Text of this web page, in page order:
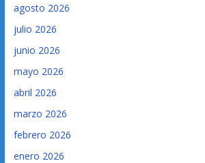
agosto 2026
julio 2026
junio 2026
mayo 2026
abril 2026
marzo 2026
febrero 2026
enero 2026